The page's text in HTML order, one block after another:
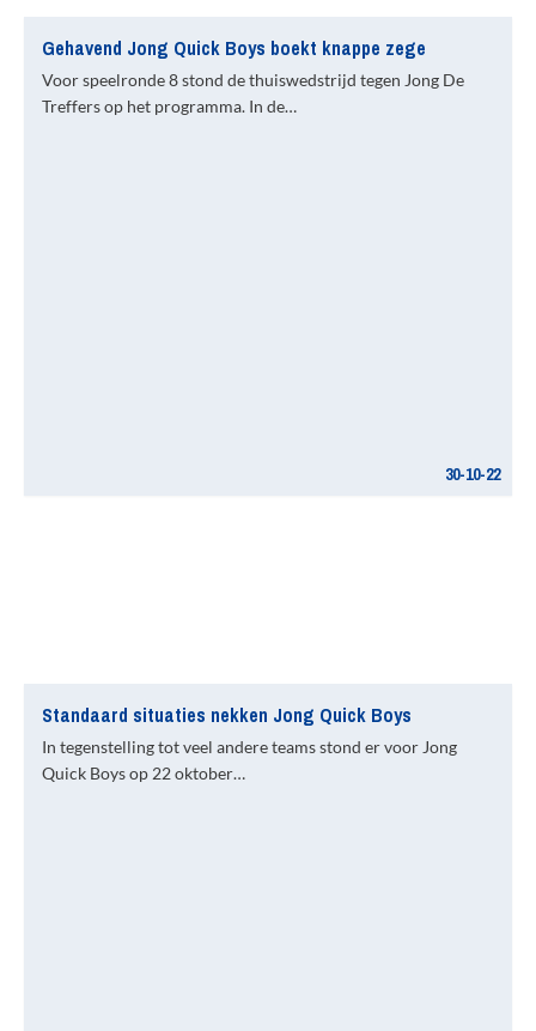
Gehavend Jong Quick Boys boekt knappe zege
Voor speelronde 8 stond de thuiswedstrijd tegen Jong De
Treffers op het programma. In de…
30-10-22
Standaard situaties nekken Jong Quick Boys
In tegenstelling tot veel andere teams stond er voor Jong
Quick Boys op 22 oktober…